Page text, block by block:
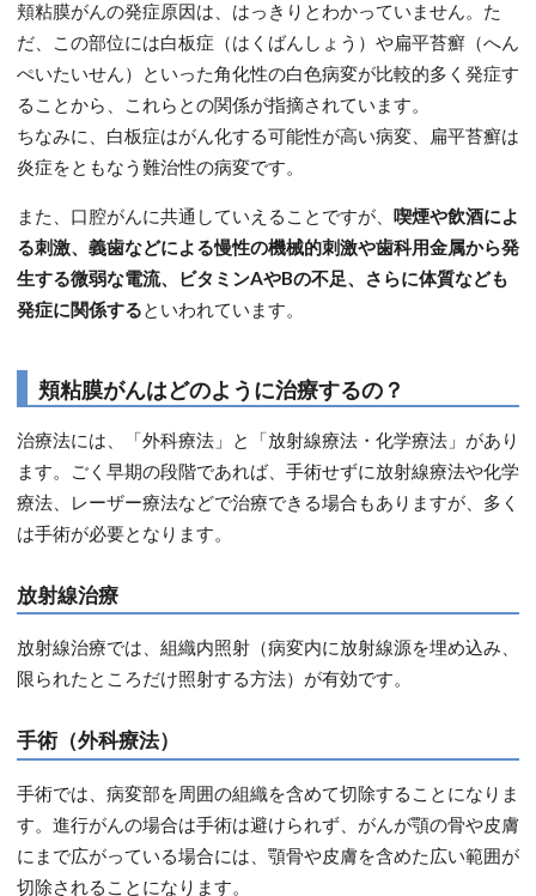
頬粘膜がんの発症原因は、はっきりとわかっていません。た
だ、この部位には白板症（はくばんしょう）や扁平苔癬（へん
ぺいたいせん）といった角化性の白色病変が比較的多く発症す
ることから、これらとの関係が指摘されています。
ちなみに、白板症はがん化する可能性が高い病変、扁平苔癬は
炎症をともなう難治性の病変です。
また、口腔がんに共通していえることですが、 喫煙や飲酒によ
る刺激、義歯などによる慢性の機械的刺激や歯科用金属から発
生する微弱な電流、ビタミンAやBの不足、さらに体質なども
発症に関係するといわれています。
頬粘膜がんはどのように治療するの？
治療法には、「外科療法」と「放射線療法・化学療法」があり
ます。ごく早期の段階であれば、手術せずに放射線療法や化学
療法、レーザー療法などで治療できる場合もありますが、多く
は手術が必要となります。
放射線治療
放射線治療では、組織内照射（病変内に放射線源を埋め込み、
限られたところだけ照射する方法）が有効です。
手術（外科療法）
手術では、病変部を周囲の組織を含めて切除することになりま
す。進行がんの場合は手術は避けられず、がんが顎の骨や皮膚
にまで広がっている場合には、顎骨や皮膚を含めた広い範囲が
切除されることになります。